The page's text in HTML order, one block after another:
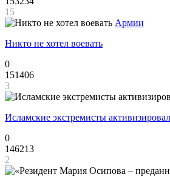
15
Армии
Никто не хотел воевать
0
151406
3
Исламские экстремисты
0
146213
2